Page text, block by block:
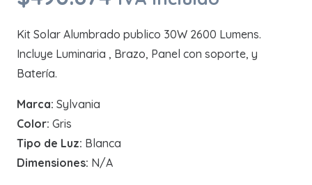
Kit Solar Alumbrado publico 30W 2600 Lumens.
Incluye Luminaria , Brazo, Panel con soporte, y
Batería.
Marca: Sylvania
Color: Gris
Tipo de Luz: Blanca
Dimensiones: N/A